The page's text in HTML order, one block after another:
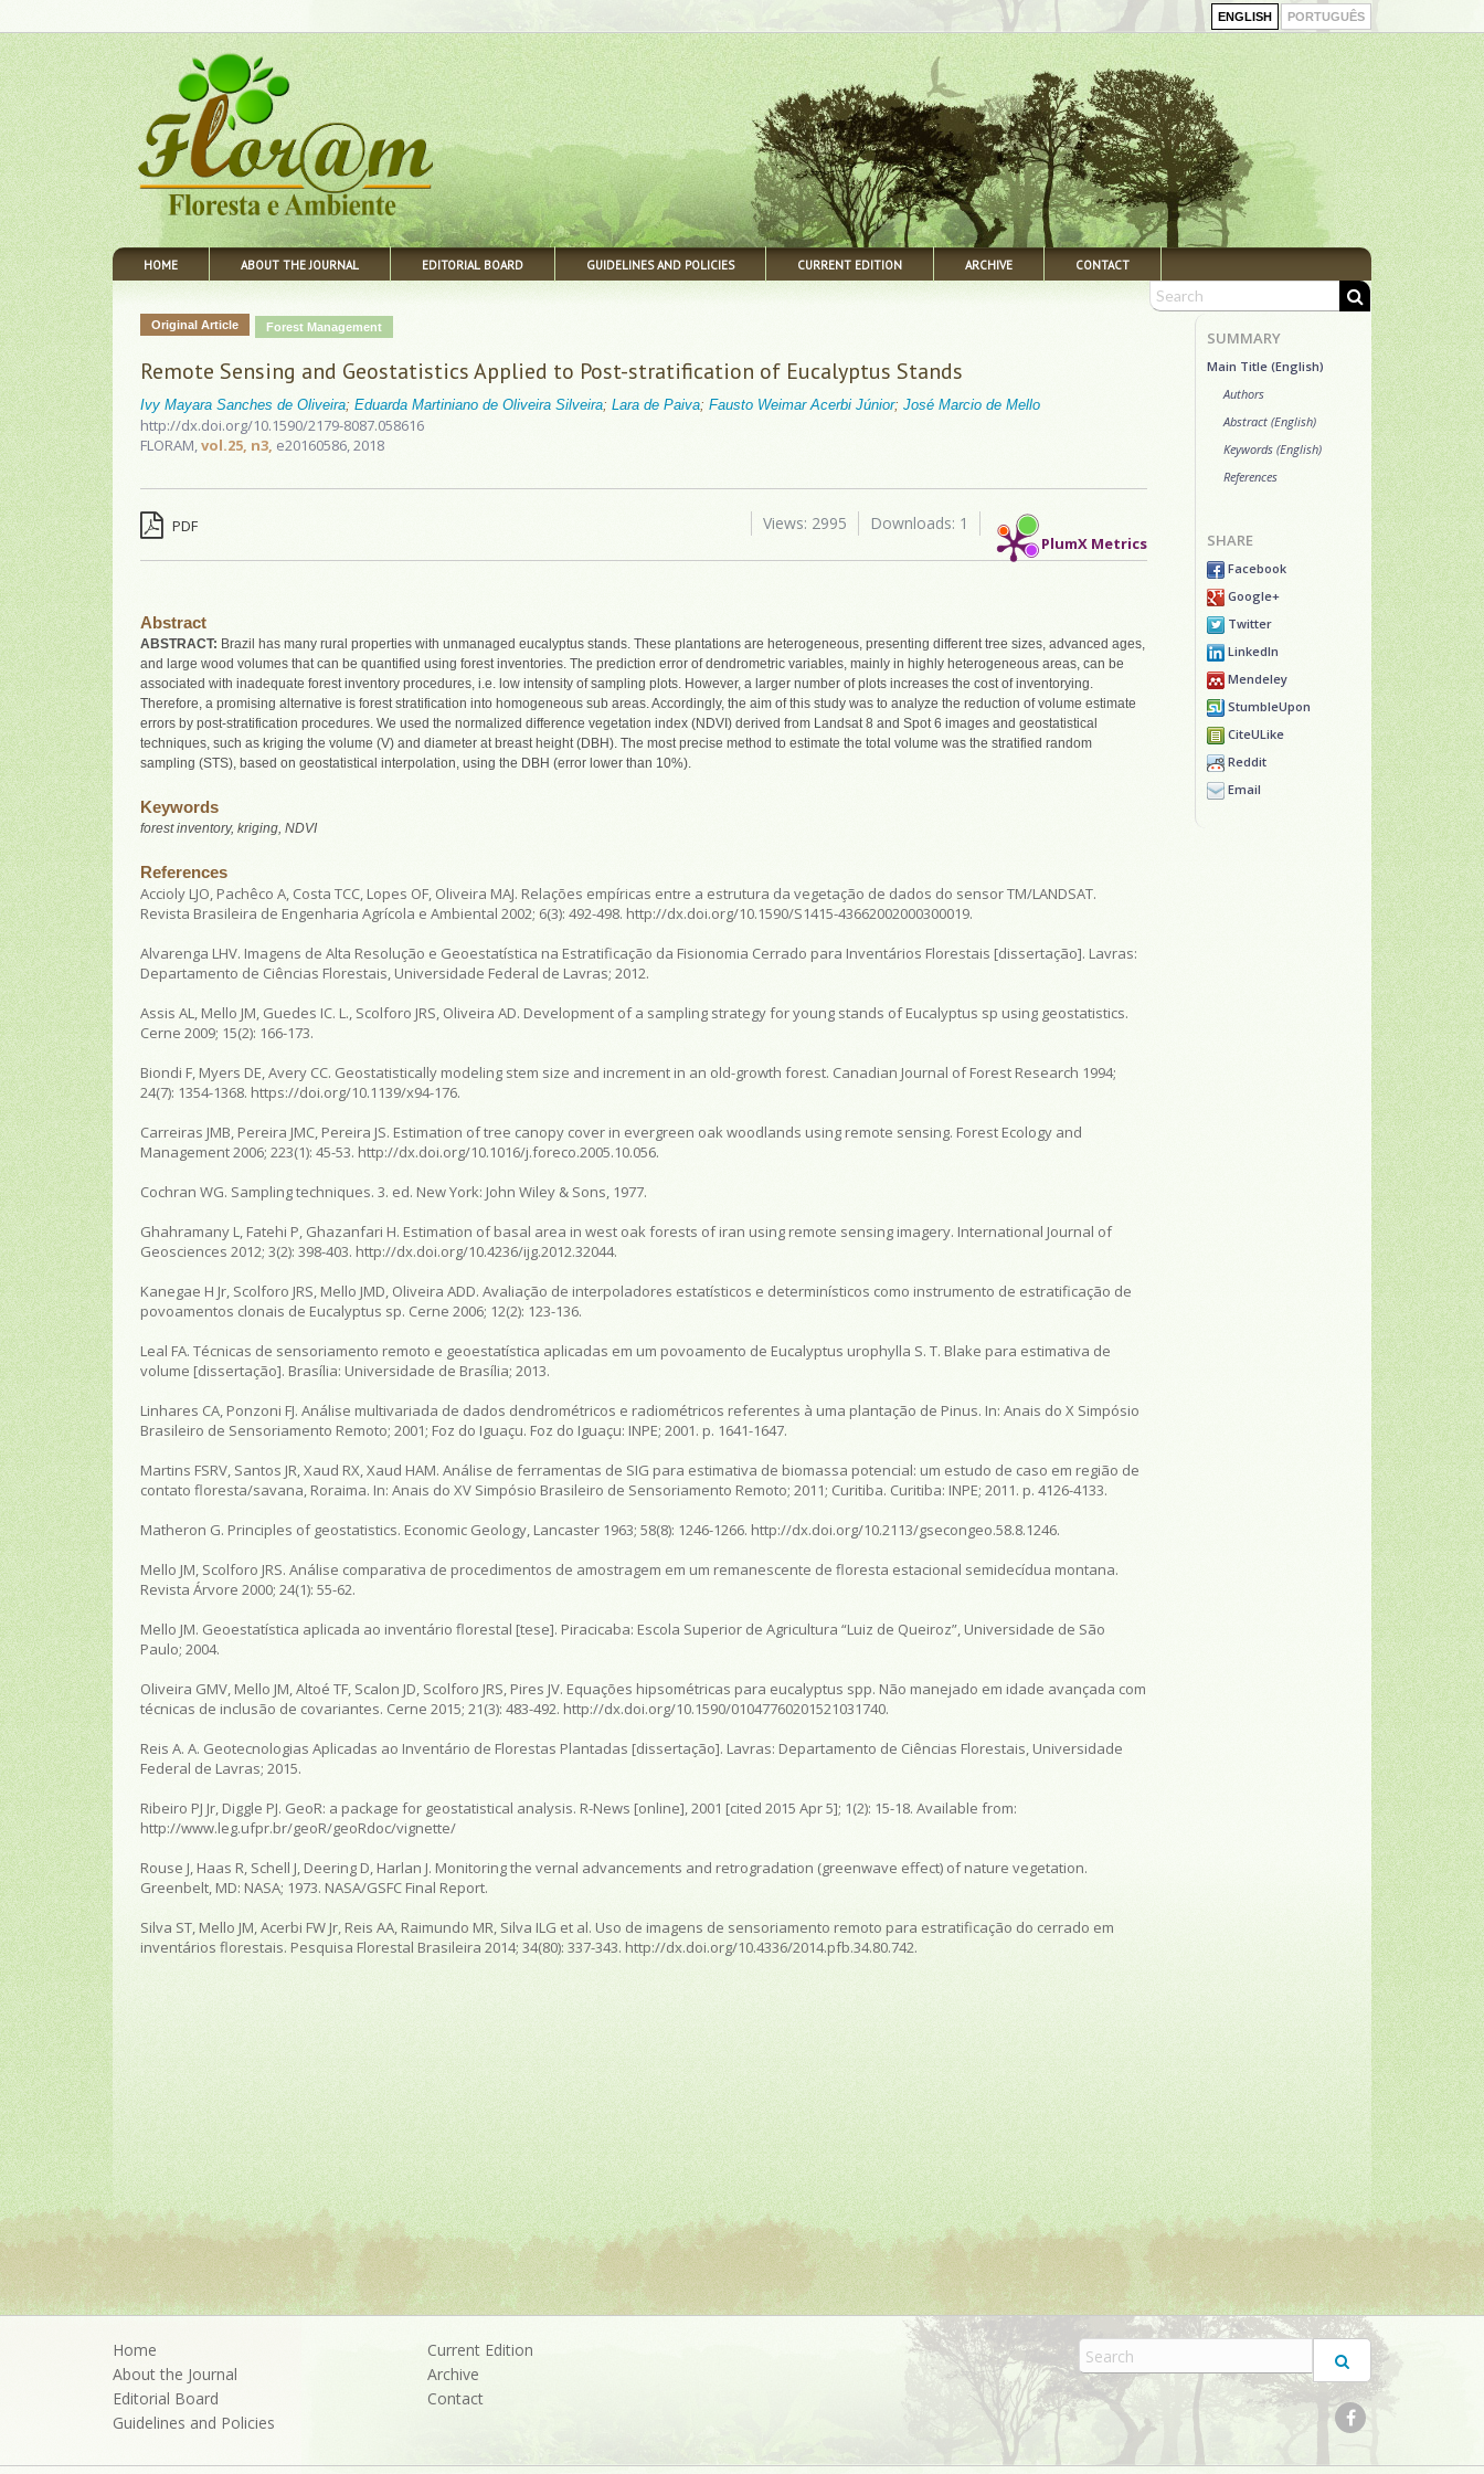
ENGLISH PORTUGUÊS
HOME ABOUT THE JOURNAL EDITORIAL BOARD GUIDELINES AND POLICIES CURRENT EDITION ARCHIVE CONTACT
Original Article Forest Management
Remote Sensing and Geostatistics Applied to Post-stratification of Eucalyptus Stands
Ivy Mayara Sanches de Oliveira; Eduarda Martiniano de Oliveira Silveira; Lara de Paiva; Fausto Weimar Acerbi Júnior; José Marcio de Mello
http://dx.doi.org/10.1590/2179-8087.058616
FLORAM,vol.25, n3, e20160586, 2018
PDF
PlumX Metrics
Downloads: 1
Views: 2995
Abstract
ABSTRACT: Brazil has many rural properties with unmanaged eucalyptus stands. These plantations are heterogeneous, presenting different tree sizes, advanced ages,
and large wood volumes that can be quantified using forest inventories. The prediction error of dendrometric variables, mainly in highly heterogeneous areas, can be
associated with inadequate forest inventory procedures, i.e. low intensity of sampling plots. However, a larger number of plots increases the cost of inventorying.
Therefore, a promising alternative is forest stratification into homogeneous sub areas. Accordingly, the aim of this study was to analyze the reduction of volume estimate
errors by post-stratification procedures. We used the normalized difference vegetation index (NDVI) derived from Landsat 8 and Spot 6 images and geostatistical
techniques, such as kriging the volume (V) and diameter at breast height (DBH). The most precise method to estimate the total volume was the stratified random
sampling (STS), based on geostatistical interpolation, using the DBH (error lower than 10%).
Keywords
forest inventory, kriging, NDVI
References
Accioly LJO, Pachêco A, Costa TCC, Lopes OF, Oliveira MAJ. Relações empíricas entre a estrutura da vegetação de dados do sensor TM/LANDSAT.
Revista Brasileira de Engenharia Agrícola e Ambiental 2002; 6(3): 492-498. http://dx.doi.org/10.1590/S1415-43662002000300019.
Alvarenga LHV. Imagens de Alta Resolução e Geoestatística na Estratificação da Fisionomia Cerrado para Inventários Florestais [dissertação]. Lavras:
Departamento de Ciências Florestais, Universidade Federal de Lavras; 2012.
Assis AL, Mello JM, Guedes IC. L., Scolforo JRS, Oliveira AD. Development of a sampling strategy for young stands of Eucalyptus sp using geostatistics.
Cerne 2009; 15(2): 166-173.
Biondi F, Myers DE, Avery CC. Geostatistically modeling stem size and increment in an old-growth forest. Canadian Journal of Forest Research 1994;
24(7): 1354-1368. https://doi.org/10.1139/x94-176.
Carreiras JMB, Pereira JMC, Pereira JS. Estimation of tree canopy cover in evergreen oak woodlands using remote sensing. Forest Ecology and
Management2006; 223(1): 45-53. http://dx.doi.org/10.1016/j.foreco.2005.10.056.
Cochran WG. Sampling techniques. 3. ed. New York: John Wiley & Sons, 1977.
Ghahramany L, Fatehi P, Ghazanfari H. Estimation of basal area in west oak forests of iran using remote sensing imagery. International Journal of
Geosciences 2012; 3(2): 398-403. http://dx.doi.org/10.4236/ijg.2012.32044.
Kanegae H Jr, Scolforo JRS, Mello JMD, Oliveira ADD. Avaliação de interpoladores estatísticos e determinísticos como instrumento de estratificação de
povoamentos clonais de Eucalyptus sp. Cerne 2006; 12(2): 123-136.
Leal FA. Técnicas de sensoriamento remoto e geoestatística aplicadas em um povoamento de Eucalyptus urophylla S. T. Blake para estimativa de
volume [dissertação]. Brasília: Universidade de Brasília; 2013.
Linhares CA, Ponzoni FJ. Análise multivariada de dados dendrométricos e radiométricos referentes à uma plantação de Pinus. In: Anais do X Simpósio
Brasileiro de Sensoriamento Remoto; 2001; Foz do Iguaçu. Foz do Iguaçu: INPE; 2001. p. 1641-1647.
Martins FSRV, Santos JR, Xaud RX, Xaud HAM. Análise de ferramentas de SIG para estimativa de biomassa potencial: um estudo de caso em região de
contato floresta/savana, Roraima. In: Anais do XV Simpósio Brasileiro de Sensoriamento Remoto; 2011; Curitiba. Curitiba: INPE; 2011. p. 4126-4133.
Matheron G. Principles of geostatistics. Economic Geology, Lancaster 1963; 58(8): 1246-1266. http://dx.doi.org/10.2113/gsecongeo.58.8.1246.
Mello JM, Scolforo JRS. Análise comparativa de procedimentos de amostragem em um remanescente de floresta estacional semidecídua montana.
Revista Árvore 2000; 24(1): 55-62.
Mello JM. Geoestatística aplicada ao inventário florestal [tese]. Piracicaba: Escola Superior de Agricultura “Luiz de Queiroz”, Universidade de São
Paulo; 2004.
Oliveira GMV, Mello JM, Altoé TF, Scalon JD, Scolforo JRS, Pires JV. Equações hipsométricas para eucalyptus spp. Não manejado em idade avançada com
técnicas de inclusão de covariantes. Cerne 2015; 21(3): 483-492. http://dx.doi.org/10.1590/01047760201521031740.
Reis A. A. Geotecnologias Aplicadas ao Inventário de Florestas Plantadas [dissertação]. Lavras: Departamento de Ciências Florestais, Universidade
Federal de Lavras; 2015.
Ribeiro PJ Jr, Diggle PJ. GeoR: a package for geostatistical analysis. R-News [online], 2001 [cited 2015 Apr 5]; 1(2): 15-18. Available from:
http://www.leg.ufpr.br/geoR/geoRdoc/vignette/
Rouse J, Haas R, Schell J, Deering D, Harlan J. Monitoring the vernal advancements and retrogradation (greenwave effect) of nature vegetation.
Greenbelt, MD: NASA; 1973. NASA/GSFC Final Report.
Silva ST, Mello JM, Acerbi FW Jr, Reis AA, Raimundo MR, Silva ILG et al. Uso de imagens de sensoriamento remoto para estratificação do cerrado em
inventários florestais. Pesquisa Florestal Brasileira 2014; 34(80): 337-343. http://dx.doi.org/10.4336/2014.pfb.34.80.742.
SUMMARY
Main Title (English)
Authors
Abstract (English)
Keywords (English)
References
SHARE
Facebook
Google+
Twitter
LinkedIn
Mendeley
StumbleUpon
CiteULike
Reddit
Email
Home
About the Journal
Editorial Board
Guidelines and Policies
Current Edition
Archive
Contact